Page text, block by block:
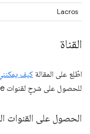
Lacros
القناة
اطّلِع على المقالة كيف يمكنني
للحصول على شرحٍ لقنوات Chrome.
الحصول على القنوات